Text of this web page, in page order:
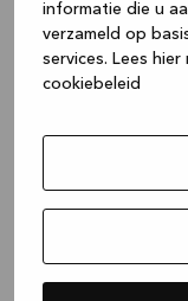
informatie die u
verzameld op
services. Lees
cookiebeleid